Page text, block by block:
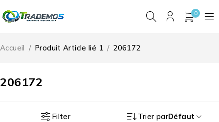
0
206172
Accueil / Produit Article lié 1 / 206172
Filter Trier parDéfaut